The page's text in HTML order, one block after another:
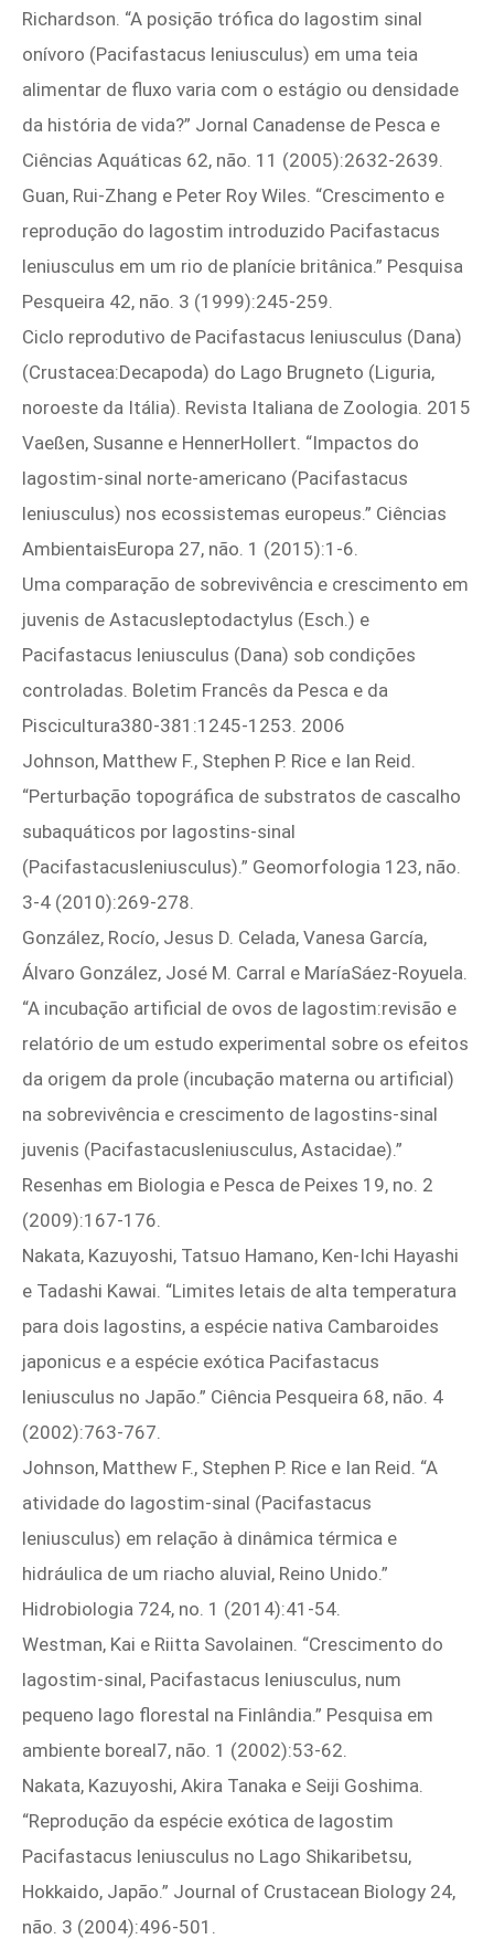
Richardson. “A posição trófica do lagostim sinal
onívoro (Pacifastacus leniusculus) em uma teia
alimentar de fluxo varia com o estágio ou densidade
da história de vida?” Jornal Canadense de Pesca e
Ciências Aquáticas 62, não. 11 (2005):2632‑2639.
Guan, Rui-Zhang e Peter Roy Wiles. “Crescimento e
reprodução do lagostim introduzido Pacifastacus
leniusculus em um rio de planície britânica.” Pesquisa
Pesqueira 42, não. 3 (1999):245‑259.
Ciclo reprodutivo de Pacifastacus leniusculus (Dana)
(Crustacea:Decapoda) do Lago Brugneto (Liguria,
noroeste da Itália). Revista Italiana de Zoologia. 2015
Vaeßen, Susanne e HennerHollert. “Impactos do
lagostim-sinal norte-americano (Pacifastacus
leniusculus) nos ecossistemas europeus.” Ciências
AmbientaisEuropa 27, não. 1 (2015):1‑6.
Uma comparação de sobrevivência e crescimento em
juvenis de Astacusleptodactylus (Esch.) e
Pacifastacus leniusculus (Dana) sob condições
controladas. Boletim Francês da Pesca e da
Piscicultura380‑381:1245‑1253. 2006
Johnson, Matthew F., Stephen P. Rice e Ian Reid.
“Perturbação topográfica de substratos de cascalho
subaquáticos por lagostins-sinal
(Pacifastacusleniusculus).” Geomorfologia 123, não.
3‑4 (2010):269‑278.
González, Rocío, Jesus D. Celada, Vanesa García,
Álvaro González, José M. Carral e MaríaSáez-Royuela.
“A incubação artificial de ovos de lagostim:revisão e
relatório de um estudo experimental sobre os efeitos
da origem da prole (incubação materna ou artificial)
na sobrevivência e crescimento de lagostins-sinal
juvenis (Pacifastacusleniusculus, Astacidae).”
Resenhas em Biologia e Pesca de Peixes 19, no. 2
(2009):167‑176.
Nakata, Kazuyoshi, Tatsuo Hamano, Ken‑Ichi Hayashi
e Tadashi Kawai. “Limites letais de alta temperatura
para dois lagostins, a espécie nativa Cambaroides
japonicus e a espécie exótica Pacifastacus
leniusculus no Japão.” Ciência Pesqueira 68, não. 4
(2002):763‑767.
Johnson, Matthew F., Stephen P. Rice e Ian Reid. “A
atividade do lagostim-sinal (Pacifastacus
leniusculus) em relação à dinâmica térmica e
hidráulica de um riacho aluvial, Reino Unido.”
Hidrobiologia 724, no. 1 (2014):41‑54.
Westman, Kai e Riitta Savolainen. “Crescimento do
lagostim-sinal, Pacifastacus leniusculus, num
pequeno lago florestal na Finlândia.” Pesquisa em
ambiente boreal7, não. 1 (2002):53‑62.
Nakata, Kazuyoshi, Akira Tanaka e Seiji Goshima.
“Reprodução da espécie exótica de lagostim
Pacifastacus leniusculus no Lago Shikaribetsu,
Hokkaido, Japão.” Journal of Crustacean Biology 24,
não. 3 (2004):496‑501.